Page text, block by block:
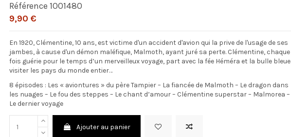
Référence 1001480
9,90 €
En 1920, Clémentine, 10 ans, est victime d'un accident d'avion qui la prive de l'usage de ses
jambes, à cause d'un démon maléfique, Malmoth, ayant juré sa perte. Clémentine, chaque
fois guérie pour le temps d’un merveilleux voyage, part avec la fée Héméra et la bulle bleue
visiter les pays du monde entier…
8 épisodes : Les « aviontures » du père Tampier – La fiancée de Malmoth – Le dragon dans
les nuages – Le fou des steppes – Le chant d’amour – Clémentine superstar – Malmorea –
Le dernier voyage
Ajouter au panier